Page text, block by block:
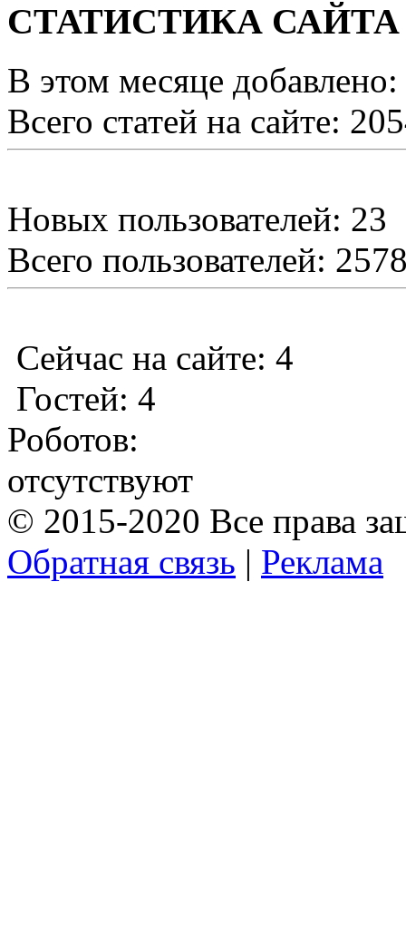
СТАТИСТИКА САЙТА
В этом месяце
Всего статей на сайте:
Новых пользователей: 23
Всего пользователей:
Сейчас на сайте: 4
Гостей: 4
Роботов:
отсутствуют
© 2015-2020 Все права
Обратная связь | Реклама